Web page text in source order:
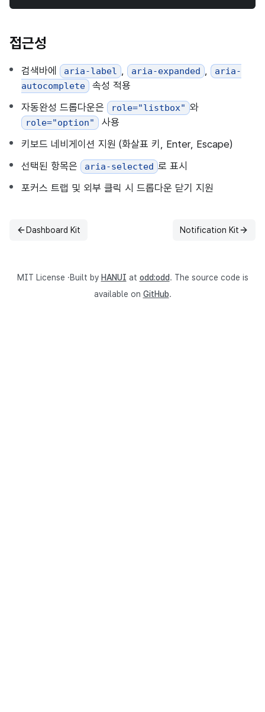
접근성
검색바에 aria-label , aria-expanded ,
aria-
autocomplete
속성 적용
자동완성 드롭다운은
role="listbox" 와
role="option"
사용
키보드 네비게이션 지원 (화살표 키, Enter, Escape)
선택된 항목은
aria-selected 로 표시
포커스 트랩 및 외부 클릭 시 드롭다운 닫기 지원
이전
Dashboard Kit
다음
Notification Kit
MIT License ·Built by HANUI at odd:odd. The source code is
available on GitHub.